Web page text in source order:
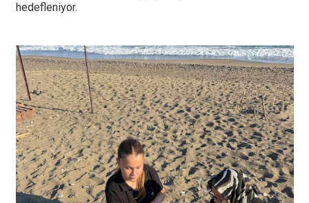
hedefleniyor.